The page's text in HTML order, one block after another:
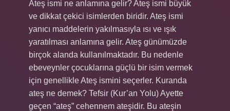
Ateş ismi ne anlamına gelir? Ateş ismi büyük
ve dikkat çekici isimlerden biridir. Ateş ismi
yanıcı maddelerin yakılmasıyla ısı ve ışık
yaratılması anlamına gelir. Ateş günümüzde
birçok alanda kullanılmaktadır. Bu nedenle
ebeveynler çocuklarına güçlü bir isim vermek
için genellikle Ateş ismini seçerler. Kuranda
ateş ne demek? Tefsir (Kur’an Yolu) Ayette
geçen “ateş” cehennem ateşidir. Bu ateşin